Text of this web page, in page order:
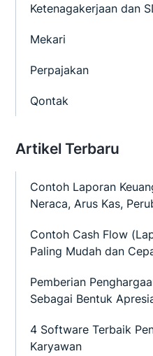
Ketenagakerjaan dan
Mekari
Perpajakan
Qontak
Artikel Terbaru
Contoh Laporan
Neraca, Arus Kas,
Contoh Cash Flow
Paling Mudah dan
Pemberian
Sebagai Bentuk
4 Software Terbaik
Karyawan